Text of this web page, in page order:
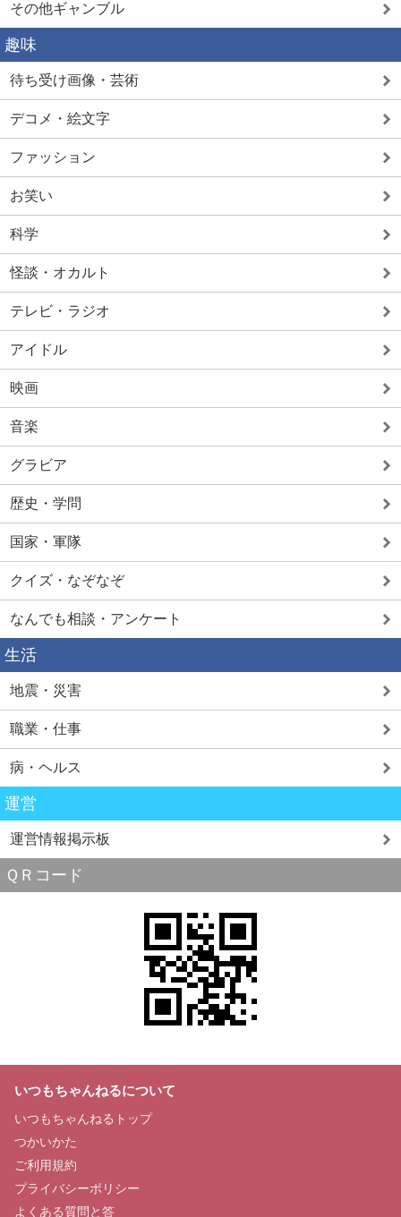
その他ギャンブル
趣味
待ち受け画像・芸術
デコメ・絵文字
ファッション
お笑い
科学
怪談・オカルト
テレビ・ラジオ
アイドル
映画
音楽
グラビア
歴史・学問
国家・軍隊
クイズ・なぞなぞ
なんでも相談・アンケート
生活
地震・災害
職業・仕事
病・ヘルス
運営
運営情報掲示板
ＱＲコード
いつもちゃんねるについて
いつもちゃんねるトップ
つかいかた
ご利用規約
プライバシーポリシー
よくある質問と答